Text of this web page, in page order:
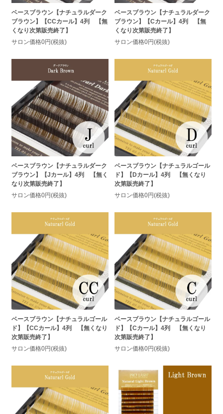
ベースブラウン【ナチュラルダーク
ブラウン】【CCカール】4列 【無
くなり次第販売終了】
サロン価格0円(税抜)
ベースブラウン【ナチュラルダーク
ブラウン】【Cカール】4列 【無
くなり次第販売終了】
サロン価格0円(税抜)
ベースブラウン【ナチュラルダーク
ブラウン】【Jカール】4列 【無く
なり次第販売終了】
サロン価格0円(税抜)
ベースブラウン【ナチュラルゴール
ド】【Dカール】4列 【無くなり
次第販売終了】
サロン価格0円(税抜)
ベースブラウン【ナチュラルゴール
ド】【CCカール】4列 【無くなり
次第販売終了】
サロン価格0円(税抜)
ベースブラウン【ナチュラルゴール
ド】【Cカール】4列 【無くなり
次第販売終了】
サロン価格0円(税抜)